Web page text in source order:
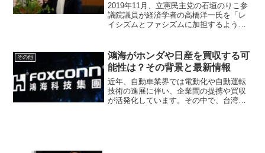
2019年11月、立憲民主党の石垣のりこ参
議院議員が経済学者の高橋洋一氏を「レ
イシズムとファシズムに加担するような
の後の展開について詳しく見ていきまし
ょう。石垣...
その他
鴻海がホンダや日産を買収する可
能性は？その背景と最新情報
近年、自動車業界では電動化や自動運転
技術の進展に伴い、企業間の提携や買収
が活発化しています。その中で、台湾の